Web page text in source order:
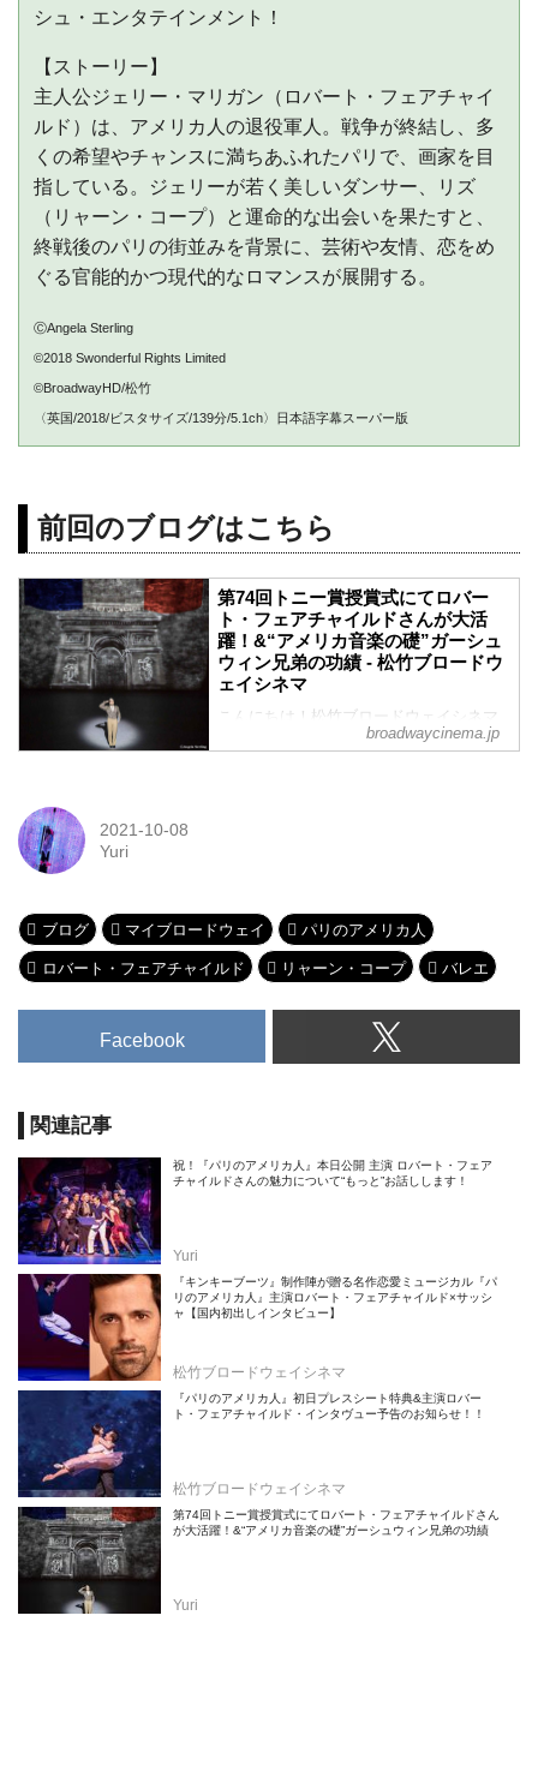
シュ・エンタテインメント！
【ストーリー】
主人公ジェリー・マリガン（ロバート・フェアチャイ
ルド）は、アメリカ人の退役軍人。戦争が終結し、多
くの希望やチャンスに満ちあふれたパリで、画家を目
指している。ジェリーが若く美しいダンサー、リズ
（リャーン・コープ）と運命的な出会いを果たすと、
終戦後のパリの街並みを背景に、芸術や友情、恋をめ
ぐる官能的かつ現代的なロマンスが展開する。
ⒸAngela Sterling
©2018 Swonderful Rights Limited
©BroadwayHD/松竹
〈英国/2018/ビスタサイズ/139分/5.1ch〉日本語字幕スーパー版
前回のブログはこちら
第74回トニー賞授賞式にてロバー
ト・フェアチャイルドさんが大活
躍！&“アメリカ音楽の礎”ガーシュ
ウィン兄弟の功績 - 松竹ブロードウ
ェイシネマ
こんにちは！松竹ブロードウェイシネマ
新人女子部員のYuriです。ブロードウェイ
人』よりⒸAngela Sterling
broadwaycinema.jp
2021-10-08
Yuri
ブログ マイブロードウェイ パリのアメリカ人
ロバート・フェアチャイルド リャーン・コープ バレエ
Facebook
関連記事
祝！『パリのアメリカ人』本日公開 主演 ロバート・フェア
チャイルドさんの魅力について“もっと”お話しします！
Yuri
『キンキーブーツ』制作陣が贈る名作恋愛ミュージカル『パ
リのアメリカ人』主演ロバート・フェアチャイルド×サッシ
ャ【国内初出しインタビュー】
松竹ブロードウェイシネマ
『パリのアメリカ人』初日プレスシート特典&主演ロバー
ト・フェアチャイルド・インタヴュー予告のお知らせ！！
松竹ブロードウェイシネマ
第74回トニー賞授賞式にてロバート・フェアチャイルドさん
が大活躍！&“アメリカ音楽の礎”ガーシュウィン兄弟の功績
Yuri